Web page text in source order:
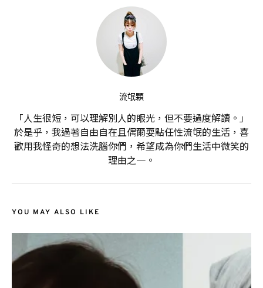
流氓顆
「人生很短，可以理解別人的眼光，但不要過度解讀。」
於是乎，我過著自由自在且偶爾耍點任性流氓的生活，喜
歡用我怪奇的想法洗腦你們，希望成為你們生活中微笑的
理由之一。
YOU MAY ALSO LIKE